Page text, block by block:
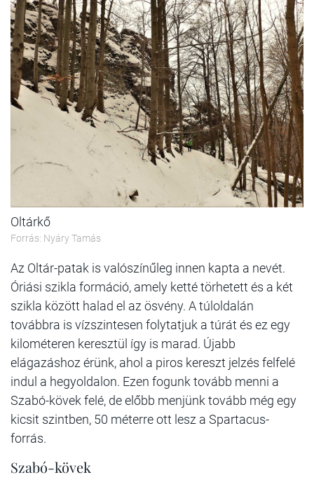
Oltárkő
Forrás: Nyáry Tamás
Az Oltár-patak is valószínűleg innen kapta a nevét.
Óriási szikla formáció, amely ketté törhetett és a két
szikla között halad el az ösvény. A túloldalán
továbbra is vízszintesen folytatjuk a túrát és ez egy
kilométeren keresztül így is marad. Újabb
elágazáshoz érünk, ahol a piros kereszt jelzés felfelé
indul a hegyoldalon. Ezen fogunk tovább menni a
Szabó-kövek felé, de előbb menjünk tovább még egy
kicsit szintben, 50 méterre ott lesz a Spartacus-
forrás.
Szabó-kövek